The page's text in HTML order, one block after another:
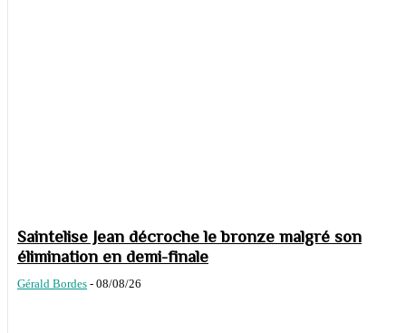
Saintelise Jean décroche le bronze malgré son
élimination en demi-finale
Gérald Bordes - 08/08/26